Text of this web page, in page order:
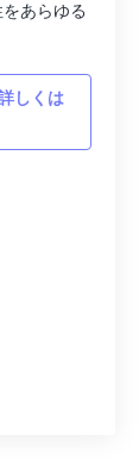
あらゆる
しくは